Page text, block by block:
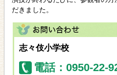
だきました。
志々伎小学校
電話：0950-22-